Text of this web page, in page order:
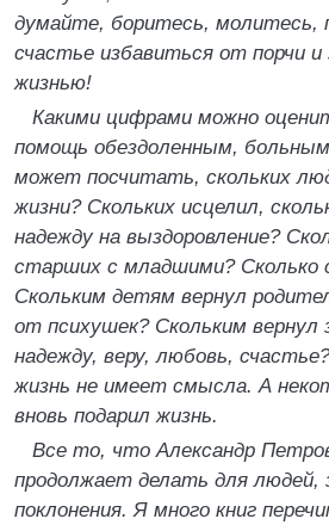
думайте, боритесь, молитесь,
счастье избавиться от порчи
жизнью!
Какими цифрами можно
помощь обездоленным,
может посчитать, скольких
жизни? Скольких исцелил,
надежду на выздоровление?
старших с младшими? Сколько
Скольким детям вернул
от психушек? Скольким вернул
надежду, веру, любовь,
жизнь не имеет смысла. А
вновь подарил жизнь.
Все то, что Александр
продолжает делать для людей,
поклонения. Я много книг